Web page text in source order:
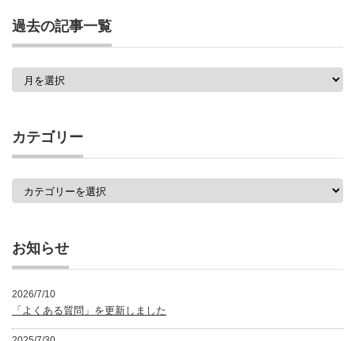
過去の記事一覧
過
一
覧
カテゴリー
カ
お知らせ
2026/7/10
「よくある質問」を更新しました